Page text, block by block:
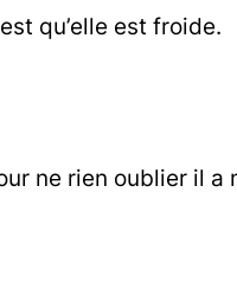
qu’elle est froide.
ne rien oublier il a